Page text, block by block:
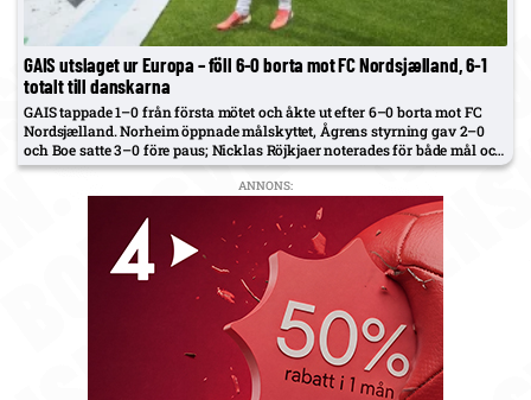
GAIS utslaget ur Europa – föll 6-0 borta mot FC Nordsjælland, 6-1
totalt till danskarna
GAIS tappade 1–0 från första mötet och åkte ut efter 6–0 borta mot FC
Nordsjælland. Norheim öppnade målskyttet, Ågrens styrning gav 2–0
och Boe satte 3–0 före paus; Nicklas Röjkjaer noterades för både mål och
assist.
ANNONS: